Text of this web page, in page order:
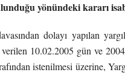
yönündeki kararı
dolayı yapılan
10.02.2005 gün ve
istenilmesi üzerine,